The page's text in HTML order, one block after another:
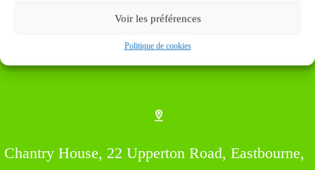
Voir les préférences
Politique de cookies
Chantry House, 22 Upperton Road, Eastbourne,